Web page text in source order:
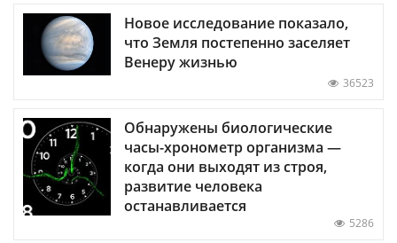
Новое исследование показало,
что Земля постепенно заселяет
Венеру жизнью
36523
Обнаружены биологические
часы-хронометр организма —
когда они выходят из строя,
развитие человека
останавливается
5286